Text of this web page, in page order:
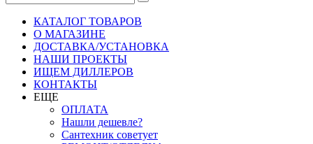
КАТАЛОГ ТОВАРОВ
О МАГАЗИНЕ
ДОСТАВКА/УСТАНОВКА
НАШИ ПРОЕКТЫ
ИЩЕМ ДИЛЛЕРОВ
КОНТАКТЫ
ЕЩЕ
ОПЛАТА
Нашли дешевле?
Сантехник советует